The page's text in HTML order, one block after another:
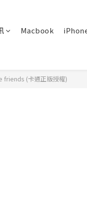
Macbook
friends (卡通正版授權)